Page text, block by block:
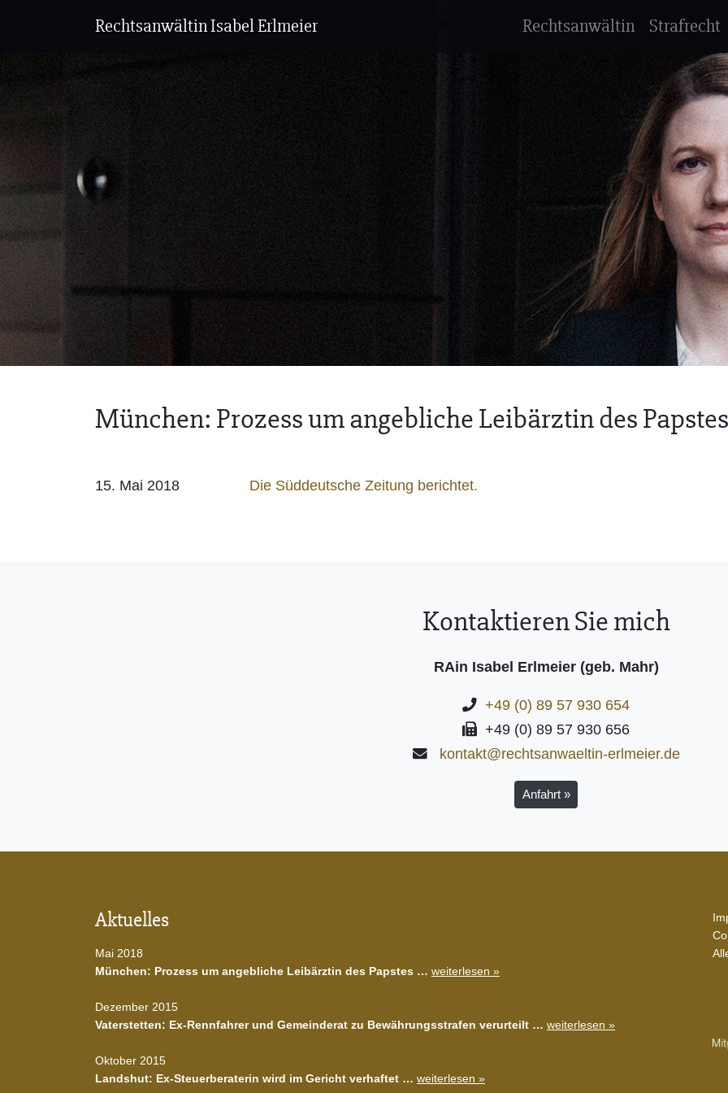
Rechtsanwältin Isabel Erlmeier Rechtsanwältin Strafrecht
München: Prozess um angebliche Leibärztin des Papstes
15. Mai 2018 Die Süddeutsche Zeitung berichtet.
Kontaktieren Sie mich
RAin Isabel Erlmeier (geb. Mahr)
+49 (0) 89 57 930 654
+49 (0) 89 57 930 656
kontakt@rechtsanwaeltin-erlmeier.de
Anfahrt »
Aktuelles
Mai 2018
München: Prozess um angebliche Leibärztin des Papstes … weiterlesen »
Dezember 2015
Vaterstetten: Ex-Rennfahrer und Gemeinderat zu Bewährungsstrafen verurteilt … weiterlesen »
Oktober 2015
Landshut: Ex-Steuerberaterin wird im Gericht verhaftet … weiterlesen »